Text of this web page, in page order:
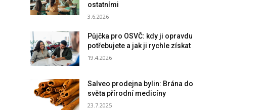
ostatními
3.6.2026
Půjčka pro OSVČ: kdy ji opravdu
potřebujete a jak ji rychle získat
19.4.2026
Salveo prodejna bylin: Brána do
světa přírodní medicíny
23.7.2025